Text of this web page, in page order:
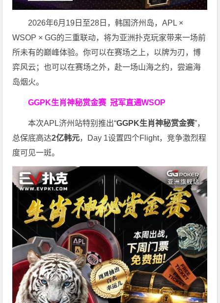
2026年6月19日至28日，韩国济州岛，APL ×
WSOP × GG的三重联动，将为亚洲扑克玩家带来一场前
所未有的巅峰体验。你可以在赛场之上，以牌为刃，博
弈风云；也可以在赛场之外，赴一场山海之约，尝遍海
岛烟火。
GGPK生肖神秘赏金赛冠军直通WSOP
本次APL济州站特别推出“GGPK生肖神秘赏金赛”，
总保底高达2亿韩元，Day 1设置四个Flight，竞争激烈程
度可见一斑。